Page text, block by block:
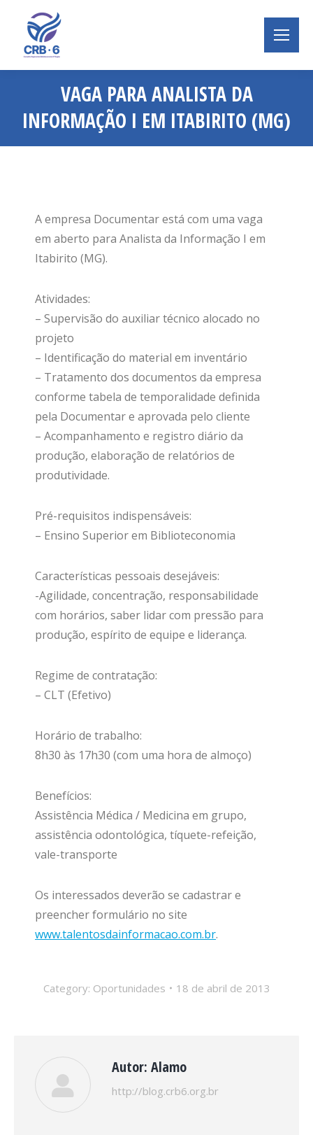
VAGA PARA ANALISTA DA
INFORMAÇÃO I EM ITABIRITO (MG)
Você está aqui:
A empresa Documentar está com uma vaga
em aberto para Analista da Informação I em
Itabirito (MG).
Atividades:
– Supervisão do auxiliar técnico alocado no
projeto
– Identificação do material em inventário
– Tratamento dos documentos da empresa
conforme tabela de temporalidade definida
pela Documentar e aprovada pelo cliente
– Acompanhamento e registro diário da
produção, elaboração de relatórios de
produtividade.
Pré-requisitos indispensáveis:
– Ensino Superior em Biblioteconomia
Características pessoais desejáveis:
-Agilidade, concentração, responsabilidade
com horários, saber lidar com pressão para
produção, espírito de equipe e liderança.
Regime de contratação:
– CLT (Efetivo)
Horário de trabalho:
8h30 às 17h30 (com uma hora de almoço)
Benefícios:
Assistência Médica / Medicina em grupo,
assistência odontológica, tíquete-refeição,
vale-transporte
Os interessados deverão se cadastrar e
preencher formulário no site
www.talentosdainformacao.com.br.
Category: Oportunidades 18 de abril de 2013
Autor: Alamo
http://blog.crb6.org.br